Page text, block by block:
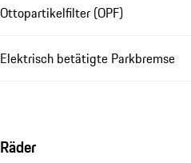
Ottopartikelfilter (OPF)
Elektrisch betätigte Parkbremse
Räder